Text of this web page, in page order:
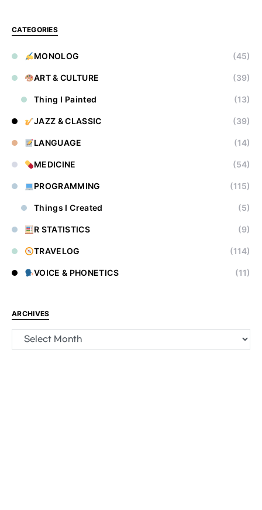
CATEGORIES
MONOLOG (45)
ART & CULTURE (39)
Thing I Painted (13)
JAZZ & CLASSIC (39)
LANGUAGE (14)
MEDICINE (54)
PROGRAMMING (115)
Things I Created (5)
R STATISTICS (9)
TRAVELOG (114)
VOICE & PHONETICS (11)
ARCHIVES
Archives